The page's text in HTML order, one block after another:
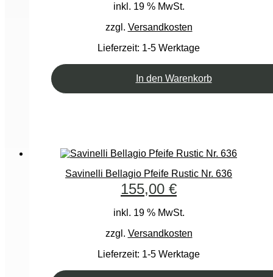
inkl. 19 % MwSt.
zzgl. Versandkosten
Lieferzeit: 1-5 Werktage
In den Warenkorb
Savinelli Bellagio Pfeife Rustic Nr. 636
155,00 €
inkl. 19 % MwSt.
zzgl. Versandkosten
Lieferzeit: 1-5 Werktage